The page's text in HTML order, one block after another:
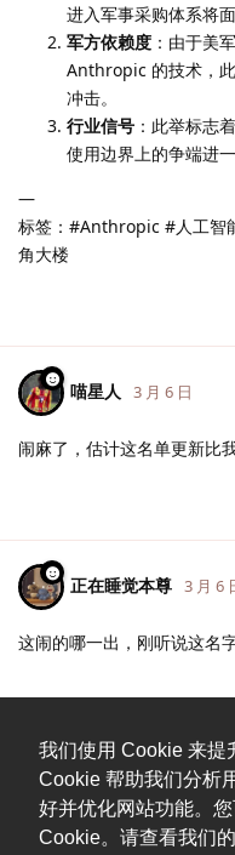
我们使用 Cookie 来提
Cookie 帮助我们分析
好并优化网站功能。
Cookie。请查看我们
进入军事采购体系将面
军方依赖度 ：由于美
Anthropic 的技术，
冲击。
行业信号 ：此举标志
使用边界上的争端进一
—
标签：#Anthropic #人工智
角大楼
喵星人 3 月 6 日
闹麻了，估计这名单更新比
正在睡觉本尊 3 月 6
这闹的哪一出，刚听说这名
说点什么吧...